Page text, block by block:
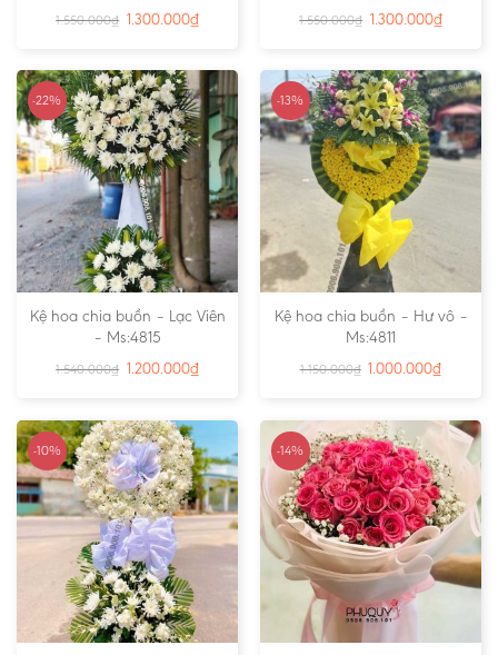
1.550.000₫ 1.300.000₫ 1.550.000₫ 1.300.000₫
-22%
Kệ hoa chia buồn – Lạc Viên
– Ms:4815
1.540.000₫ 1.200.000₫
-13%
Kệ hoa chia buồn – Hư vô –
Ms:4811
1.150.000₫ 1.000.000₫
-10% -14%